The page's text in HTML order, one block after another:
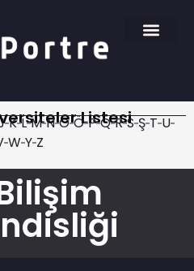
Listesi
K L M N O Ö P Q R S Ş T U
W Y Z